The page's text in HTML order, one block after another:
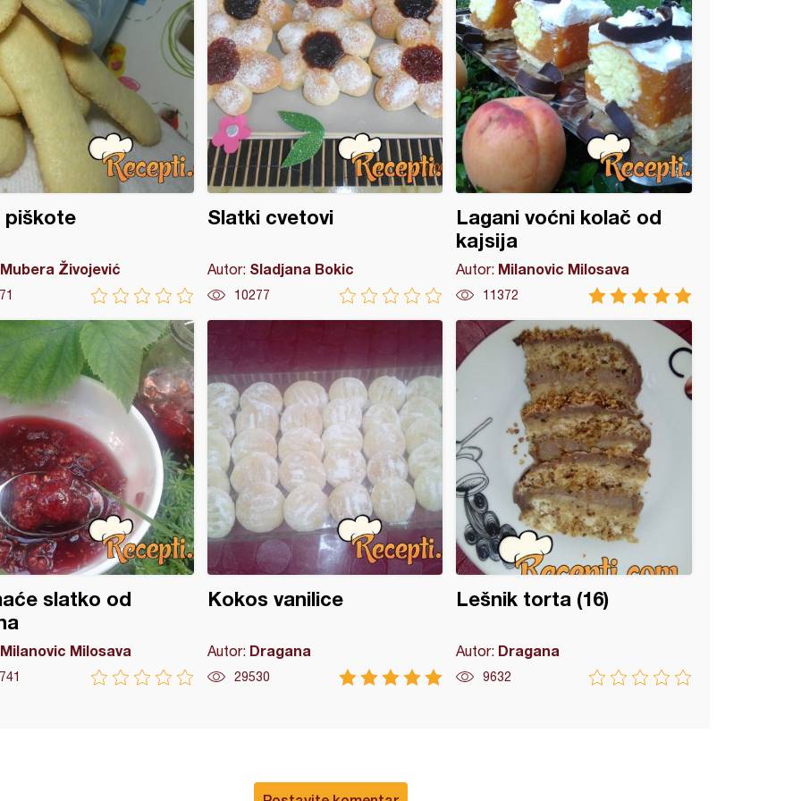
piškote
Mubera Živojević
Slatki cvetovi
Autor: Sladjana Bokic
10277
Lagani voćni kolač od
kajsija
Autor: Milanovic Milosava
11372
slatko od
Milanovic Milosava
Kokos vanilice
Autor: Dragana
29530
Lešnik torta (16)
Autor: Dragana
9632